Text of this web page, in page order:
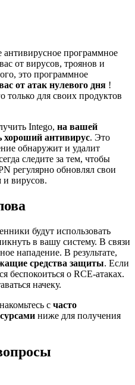
программное
от вирусов, троянов и
это программное
от атак нулевого дня !
только для своих продуктов
Intego, на вашей
хороший антивирус. Это
обнаружит и удалит
следите за тем, чтобы
регулярно обновлял свои
вирусов.
будут использовать
в вашу систему. В связи
нападение. В результате,
средства защиты. Если
беспокоиться о RCE-атаках.
начеку.
с часто
ниже для получения